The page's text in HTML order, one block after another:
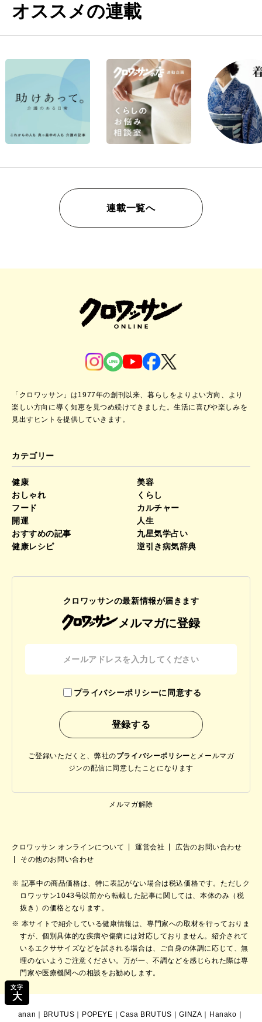
文字
大
オススメの連載
連載一覧へ
「クロワッサン」は1977年の創刊以来、暮らしをよりよい方向、より
楽しい方向に導く知恵を見つめ続けてきました。生活に喜びや楽しみを
見出すヒントを提供していきます。
カテゴリー
健康
美容
おしゃれ
くらし
フード
カルチャー
開運
人生
おすすめの記事
九星気学占い
健康レシピ
逆引き病気辞典
クロワッサンの最新情報が届きます
メルマガに登録
プライバシーポリシーに同意する
ご登録いただくと、弊社のプライバシーポリシー と メールマガ
ジンの配信に同意したことになります
メルマガ解除
クロワッサン オンラインについて 運営会社
広告のお問い合わせ
その他のお問い合わせ
記事中の商品価格は、特に表記がない場合は税込価格です。ただしク
ロワッサン1043号以前から転載した記事に関しては、本体のみ（税
抜き）の価格となります。
本サイトで紹介している健康情報は、専門家への取材を行っておりま
すが、個別具体的な疾病や傷病には対応しておりません。紹介されて
いるエクササイズなどを試される場合は、ご自身の体調に応じて、無
理のないようご注意ください。万が一、不調などを感じられた際は専
門家や医療機関への相談をお勧めします。
anan ｜ BRUTUS ｜ POPEYE ｜Casa BRUTUS ｜GINZA ｜ Hanako ｜